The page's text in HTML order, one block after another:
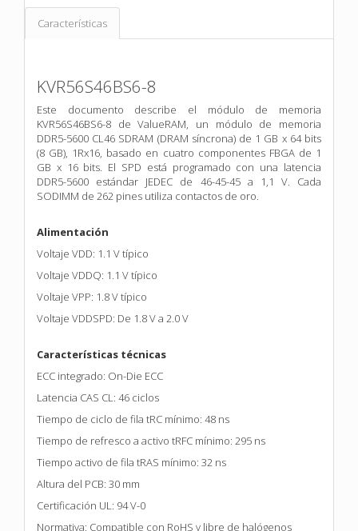
Características
KVR56S46BS6-8
Este documento describe el módulo de memoria
KVR56S46BS6-8 de ValueRAM, un módulo de memoria
DDR5-5600 CL46 SDRAM (DRAM síncrona) de 1 GB x 64 bits
(8 GB), 1Rx16, basado en cuatro componentes FBGA de 1
GB x 16 bits. El SPD está programado con una latencia
DDR5-5600 estándar JEDEC de 46-45-45 a 1,1 V. Cada
SODIMM de 262 pines utiliza contactos de oro.
Alimentación
Voltaje VDD: 1.1 V típico
Voltaje VDDQ: 1.1 V típico
Voltaje VPP: 1.8 V típico
Voltaje VDDSPD: De 1.8 V a 2.0 V
Características técnicas
ECC integrado: On-Die ECC
Latencia CAS CL: 46 ciclos
Tiempo de ciclo de fila tRC mínimo: 48 ns
Tiempo de refresco a activo tRFC mínimo: 295 ns
Tiempo activo de fila tRAS mínimo: 32 ns
Altura del PCB: 30 mm
Certificación UL: 94 V-0
Normativa: Compatible con RoHS y libre de halógenos